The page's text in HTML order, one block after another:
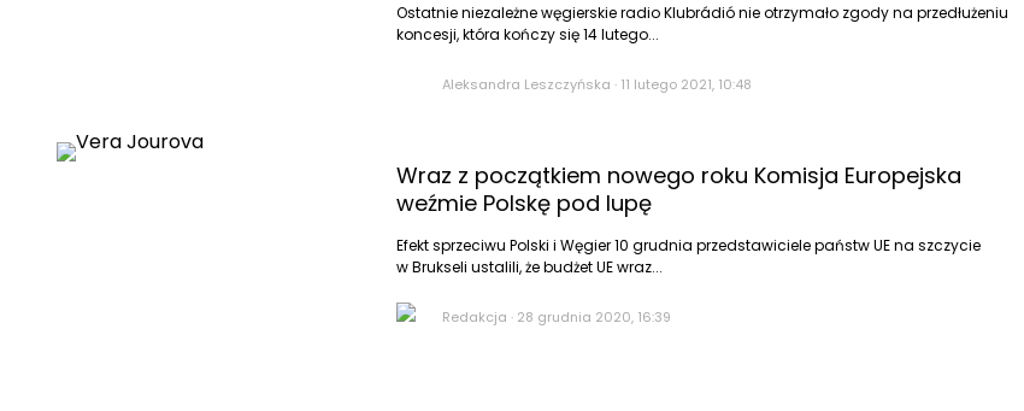
Ostatnie niezależne węgierskie radio Klubrádió nie otrzymało zgody na przedłużeniu
koncesji, która kończy się 14 lutego...
Aleksandra Leszczyńska · 11 lutego 2021, 10:48
Wraz z początkiem nowego roku Komisja Europejska
weźmie Polskę pod lupę
Efekt sprzeciwu Polski i Węgier 10 grudnia przedstawiciele państw UE na szczycie
w Brukseli ustalili, że budżet UE wraz...
Redakcja · 28 grudnia 2020, 16:39